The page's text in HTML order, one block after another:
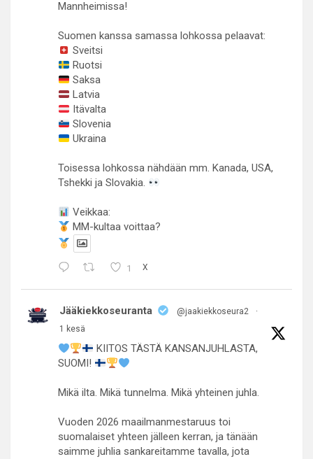
Mannheimissa!
Suomen kanssa samassa lohkossa pelaavat:
Sveitsi
Ruotsi
Saksa
Latvia
Itävalta
Slovenia
Ukraina
Toisessa lohkossa nähdään mm. Kanada, USA,
Tshekki ja Slovakia.
Veikkaa:
MM-kultaa voittaa?
1 X
Jääkiekkoseuranta @jaakiekkoseura2
·
1 kesä
KIITOS TÄSTÄ KANSANJUHLASTA,
SUOMI!
Mikä ilta. Mikä tunnelma. Mikä yhteinen juhla.
Vuoden 2026 maailmanmestaruus toi
suomalaiset yhteen jälleen kerran, ja tänään
saimme juhlia sankareitamme tavalla, jota